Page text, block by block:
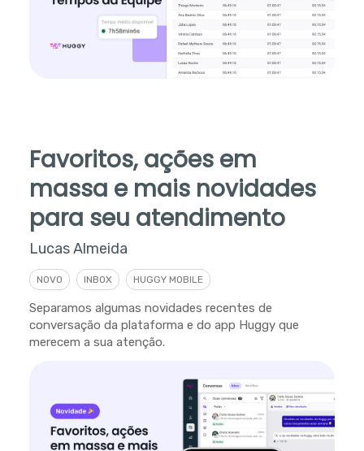
Favoritos, ações em
massa e mais novidades
para seu atendimento
Lucas Almeida
NOVO INBOX HUGGY MOBILE
Separamos algumas novidades recentes de
conversação da plataforma e do app Huggy que
merecem a sua atenção.